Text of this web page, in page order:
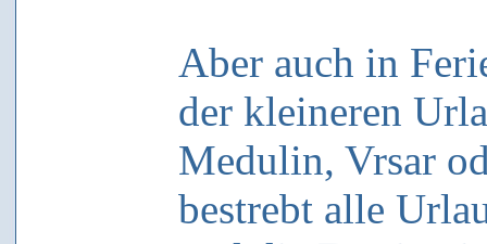
Aber auch in
der kleineren
Medulin, Vrsar
bestrebt alle